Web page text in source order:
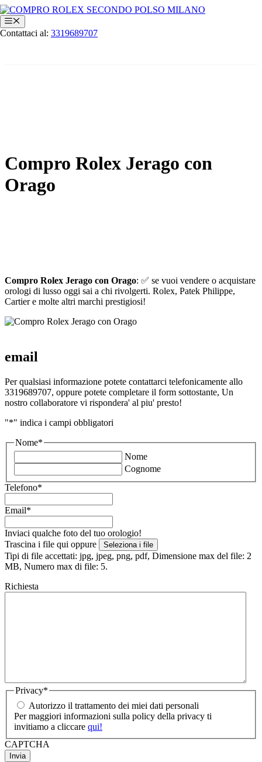
Vai
al
contenuto
Menu
Contattaci al: 3319689707
Compro Rolex Jerago con
Orago
Compro Rolex Jerago con Orago: ✅ se vuoi vendere o acquistare
orologi di lusso oggi sai a chi rivolgerti. Rolex, Patek Philippe,
Cartier e molte altri marchi prestigiosi!
email
Per qualsiasi informazione potete contattarci telefonicamente allo
3319689707, oppure potete completare il form sottostante, Un
nostro collaboratore vi rispondera' al piu' presto!
"*" indica i campi obbligatori
Nome*
Nome
Cognome
Telefono*
Email*
Inviaci qualche foto del tuo orologio!
Trascina i file qui oppure
Seleziona i file
Tipi di file accettati: jpg, jpeg, png, pdf, Dimensione max del file: 2
MB, Numero max di file: 5.
Richiesta
Privacy*
Autorizzo il trattamento dei miei dati personali
Per maggiori informazioni sulla policy della privacy ti
invitiamo a cliccare qui!
CAPTCHA